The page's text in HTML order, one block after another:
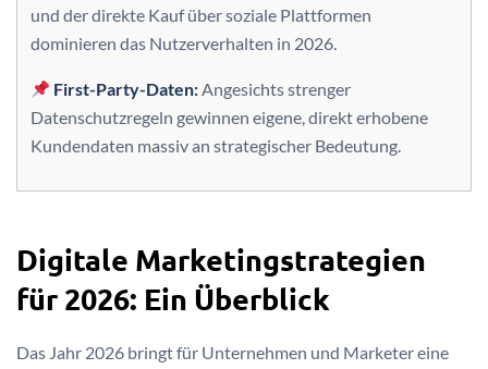
und der direkte Kauf über soziale Plattformen
dominieren das Nutzerverhalten in 2026.
First-Party-Daten:Angesichts strenger
Datenschutzregeln gewinnen eigene, direkt erhobene
Kundendaten massiv an strategischer Bedeutung.
Digitale Marketingstrategien
für 2026: Ein Überblick
Das Jahr 2026 bringt für Unternehmen und Marketer eine